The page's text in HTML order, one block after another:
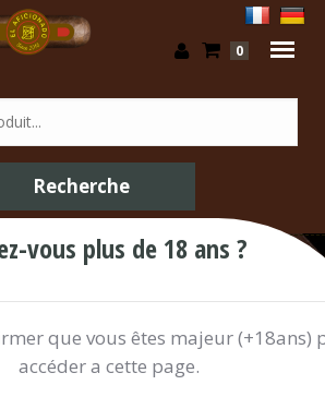
0
vous plus de 18 ans ?
que vous êtes majeur (+18ans)
accéder a cette page.